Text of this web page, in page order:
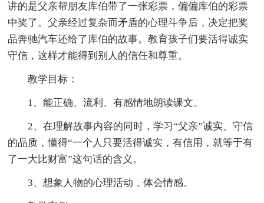
讲的是父亲帮朋友库伯带了一张彩票，偏偏库伯的彩票
中奖了。父亲经过复杂而矛盾的心理斗争后，决定把奖
品奔驰汽车还给了库伯的故事。教育孩子们要活得诚实
守信，这样才能得到别人的信任和尊重。
教学目标：
1、能正确、流利、有感情地朗读课文。
2、在理解故事内容的同时，学习“父亲”诚实、守信
的品质，懂得“一个人只要活得诚实，有信用，就等于有
了一大比财富”这句话的含义。
3、想象人物的心理活动，体会情感。